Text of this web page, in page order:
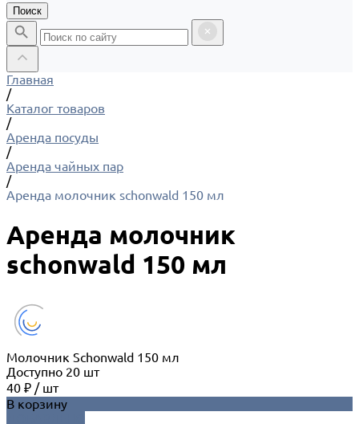
Поиск
Главная
/
Каталог товаров
/
Аренда посуды
/
Аренда чайных пар
/
Аренда молочник schonwald 150 мл
Аренда молочник
schonwald 150 мл
Молочник Schonwald 150 мл
Доступно 20 шт
40 ₽ / шт
В корзину